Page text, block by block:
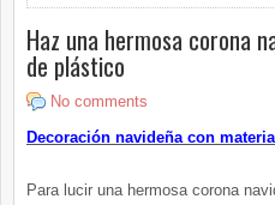
Haz una hermosa corona
de plástico
No comments
Decoración navideña con
Para lucir una hermosa corona